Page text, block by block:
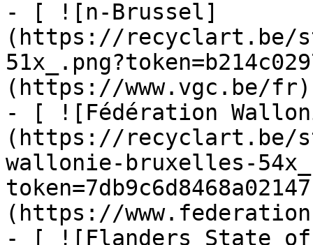
- [ ![n-Brussel]
(https://recyclart.be/
(https://www.vgc.be/fr)
- [ ![Fédération
(https://recyclart.be/
wallonie-bruxelles-
(https://
- [ ![Flanders State